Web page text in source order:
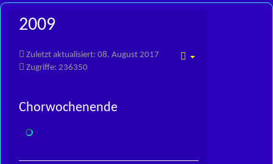
2009
Zuletzt aktualisiert: 08. August 2017
Zugriffe: 236350
Chorwochenende